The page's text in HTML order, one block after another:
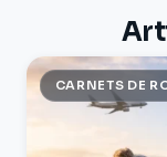
CARNETS DE